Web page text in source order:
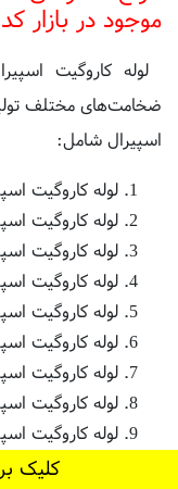
لوله کاروگیت
ضخامت‌های مختلف
اسپیرال شامل:
لوله کاروگیت اسپیرال 2200
لوله کاروگیت اسپیرال 2200
لوله کاروگیت اسپیرال 2200
لوله کاروگیت اسپیرال 1500
لوله کاروگیت اسپیرال 2200
لوله کاروگیت اسپیرال 2200
لوله کاروگیت اسپیرال 2200
لوله کاروگیت اسپیرال 2200
لوله کاروگیت اسپیرال 2400
لوله کاروگیت اسپیرال 2500
لوله کاروگیت اسپیرال
کلیک